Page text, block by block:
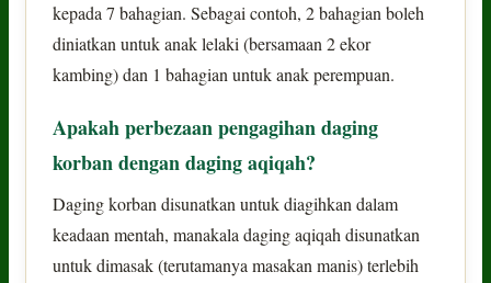
kepada 7 bahagian. Sebagai contoh, 2 bahagian boleh
diniatkan untuk anak lelaki (bersamaan 2 ekor
kambing) dan 1 bahagian untuk anak perempuan.
Apakah perbezaan pengagihan daging
korban dengan daging aqiqah?
Daging korban disunatkan untuk diagihkan dalam
keadaan mentah, manakala daging aqiqah disunatkan
untuk dimasak (terutamanya masakan manis) terlebih